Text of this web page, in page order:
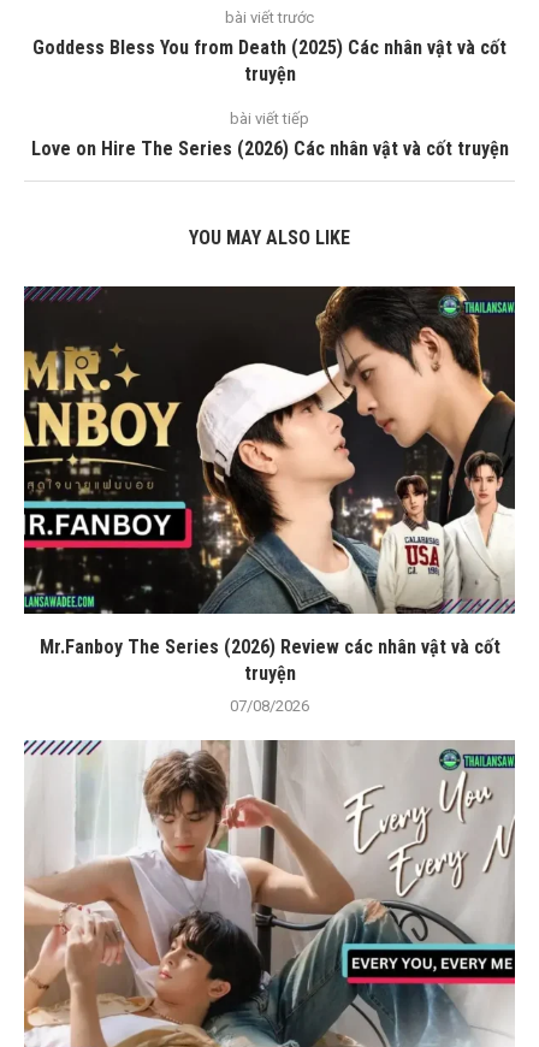
bài viết trước
Goddess Bless You from Death (2025) Các nhân vật và cốt
truyện
bài viết tiếp
Love on Hire The Series (2026) Các nhân vật và cốt truyện
YOU MAY ALSO LIKE
Mr.Fanboy The Series (2026) Review các nhân vật và cốt
truyện
07/08/2026